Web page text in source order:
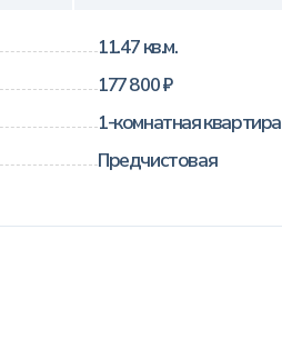
11.47 кв.м.
177 800 ₽
1-комнатная квартира
Предчистовая